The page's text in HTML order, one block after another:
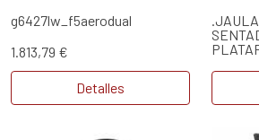
g6427lw_f5aerodual
1.813,79 €
Detalles